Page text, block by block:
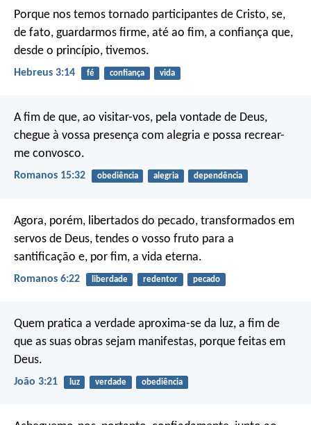
Porque nos temos tornado participantes de Cristo, se,
de fato, guardarmos firme, até ao fim, a confiança que,
desde o princípio, tivemos.
Hebreus 3:14 fé confiança vida
A fim de que, ao visitar-vos, pela vontade de Deus,
chegue à vossa presença com alegria e possa recrear-
me convosco.
Romanos 15:32 obediência alegria dependência
Agora, porém, libertados do pecado, transformados em
servos de Deus, tendes o vosso fruto para a
santificação e, por fim, a vida eterna.
Romanos 6:22 liberdade redentor pecado
Quem pratica a verdade aproxima-se da luz, a fim de
que as suas obras sejam manifestas, porque feitas em
Deus.
João 3:21 luz verdade obediência